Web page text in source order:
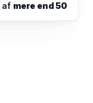
af mere end 50